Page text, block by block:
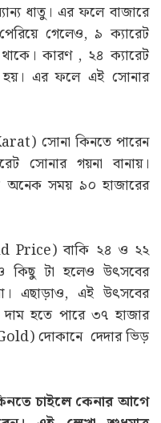
ধাতু। এর ফলে বাজারে
গেলেও, ৯ ক্যারেট
কারণ , ২৪ ক্যারেট
হয়। এর ফলে এই সোনার
সোনা কিনতে পারেন
সোনার গয়না বানায়।
অনেক সময় ৯০ হাজারের
Price) বাকি ২৪ ও ২২
কিছু টা হলেও উৎসবের
এছাড়াও, এই উৎসবের
হতে পারে ৩৭ হাজার
দোকানে দেদার ভিড়
চাইলে কেনার আগে